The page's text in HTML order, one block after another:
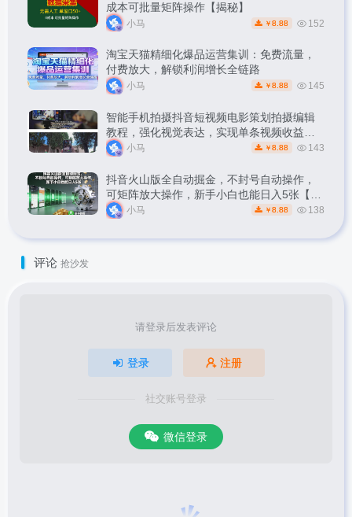
成本可批量矩阵操作【揭秘】
小马 ￥ 8.88 152
淘宝天猫精细化爆品运营集训：免费流量，
付费放大，解锁利润增长全链路
小马 ￥ 8.88 145
智能手机拍摄抖音短视频电影策划拍摄编辑
教程，强化视觉表达，实现单条视频收益破
1k
小马 ￥ 8.88 143
抖音火山版全自动掘金，不封号自动操作，
可矩阵放大操作，新手小白也能日入5张【揭
秘】小马 ￥ 8.88 138
评论 抢沙发
请登录后发表评论
登录 注册
社交账号登录
微信登录